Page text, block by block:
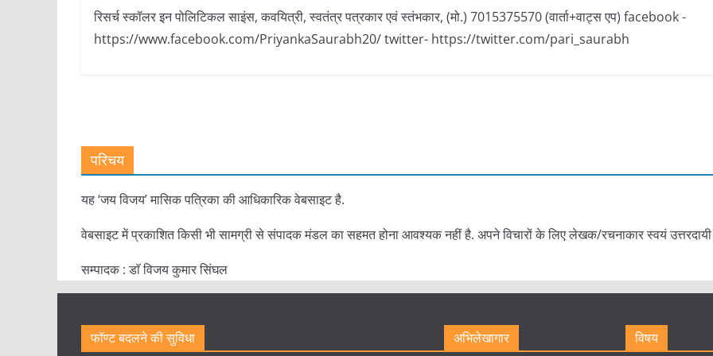
रिसर्च स्कॉलर इन पोलिटिकल साइंस, कवयित्री, स्वतंत्र पत्रकार एवं स्तंभकार, (मो.) 7015375570 (वार्ता+वाट्स एप) facebook -
https://www.facebook.com/PriyankaSaurabh20/ twitter- https://twitter.com/pari_saurabh
परिचय
यह ‘जय विजय’ मासिक पत्रिका की आधिकारिक वेबसाइट है.
वेबसाइट में प्रकाशित किसी भी सामग्री से संपादक मंडल का सहमत होना आवश्यक नहीं है. अपने विचारों के लिए लेखक/रचनाकार स्वयं
सम्पादक : डाॅ विजय कुमार सिंघल
फॉण्ट बदलने की सुविधा अभिलेखागार विषय